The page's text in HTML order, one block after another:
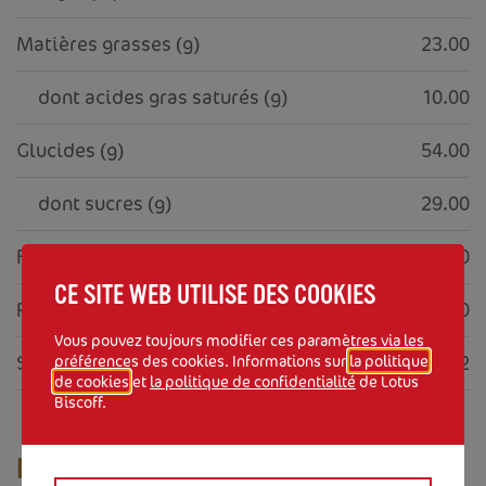
Matières grasses (g) 23.00
     dont acides gras saturés (g)
10.00
Glucides (g) 54.00
     dont sucres (g)
29.00
Fibres alimentaires (g) 1.40
Protéines (g) 5.30
Sel (g) 0.62
INGRÉDIENTS
CE SITE WEB UTILISE DES COOKIES
Vous pouvez toujours modifier ces paramètres via les
préférences des cookies. Informations sur la politique
de cookies et la politique de confidentialitéde Lotus
Biscoff.